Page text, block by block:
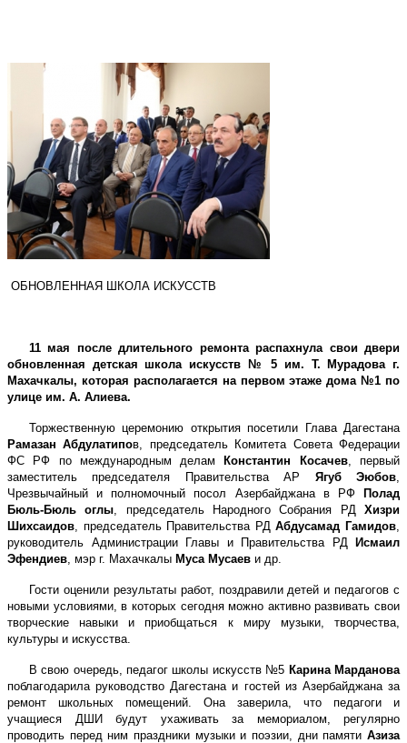
ОБНОВЛЕННАЯ ШКОЛА ИСКУССТВ
11 мая после длительного ремонта распахнула свои двери
обновленная детская школа искусств № 5 им. Т. Мурадова г.
Махачкалы, которая располагается на первом этаже дома №1 по
улице им. А. Алиева.
Торжественную церемонию открытия посетили Глава Дагестана
Рамазан Абдулатипов, председатель Комитета Совета Федерации
ФС РФ по международным делам
Константин Косачев, первый
заместитель председателя Правительства АР Ягуб Эюбов
Чрезвычайный и полномочный посол Азербайджана в РФ
Полад
Бюль-Бюль
оглы , председатель Народного Собрания РДХизри
Шихсаидов , председатель Правительства РДАбдусамад Гамидов
руководитель Администрации Главы и Правительства РД
Исмаил
Эфендиев , мэр г. Махачкалы Муса Мусаев и др.
Гости оценили результаты работ, поздравили детей и педагогов с
новыми условиями, в которых сегодня можно активно развивать свои
творческие навыки и приобщаться к миру музыки, творчества,
культуры и искусства.
В свою очередь, педагог школы искусств №5 Карина Марданова
поблагодарила руководство Дагестана и гостей из Азербайджана за
ремонт школьных помещений. Она заверила, что педагоги и
учащиеся ДШИ будут ухаживать за мемориалом, регулярно
проводить перед ним праздники музыки и поэзии, дни памяти Азиза